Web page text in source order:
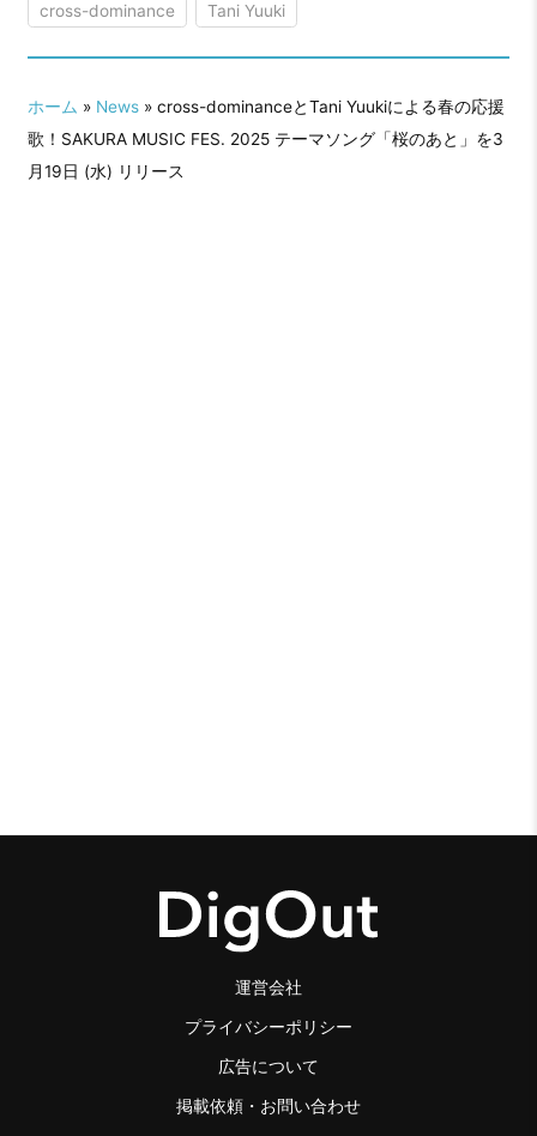
cross-dominance Tani Yuuki
ホーム » News» cross-dominanceとTani Yuukiによる春の応援
歌！SAKURA MUSIC FES. 2025 テーマソング「桜のあと」を3
月19日 (水) リリース
運営会社
プライバシーポリシー
広告について
掲載依頼・お問い合わせ